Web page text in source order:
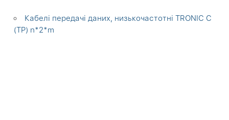
Кабелі передачі даних, низькочастотні TRONIC C
(TP) n*2*m